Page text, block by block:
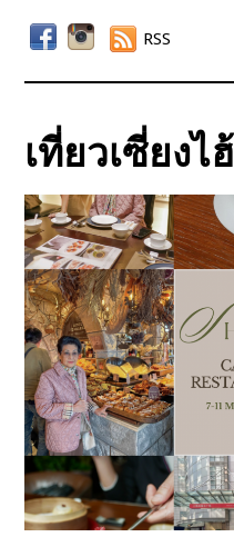
RSS
เที่ยวเซี่ยงไฮ้